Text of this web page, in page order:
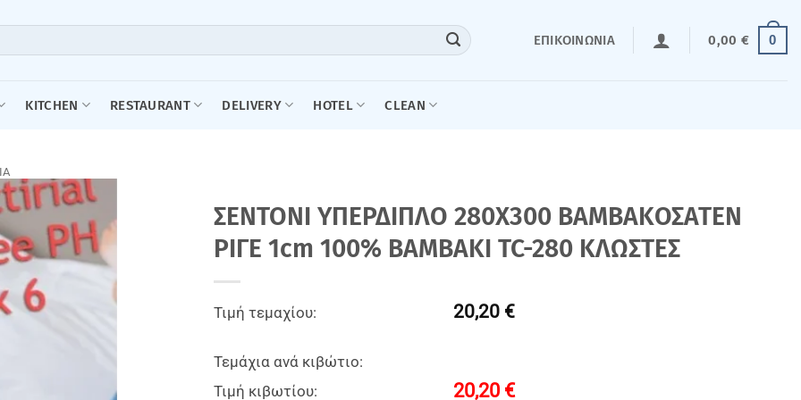
ΕΠΙΚΟΙΝΩΝΊΑ 0,00 € 0
KITCHEN RESTAURANT DELIVERY HOTEL CLEAN
ΣΕΝΤΟΝΙ ΥΠΕΡΔΙΠΛΟ 280Χ300 ΒΑΜΒΑΚΟΣΑΤΕΝ
ΡΙΓΕ 1cm 100% BAMBAKI TC-280 ΚΛΩΣΤΕΣ
Τιμή τεμαχίου: 20,20 €
Τεμάχια ανά κιβώτιο:
Τιμή κιβωτίου:
20,20 €